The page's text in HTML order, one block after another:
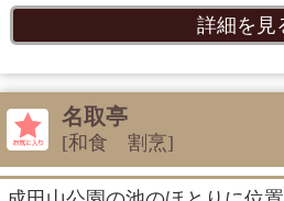
詳細を見
名取亭
[和食 割烹]